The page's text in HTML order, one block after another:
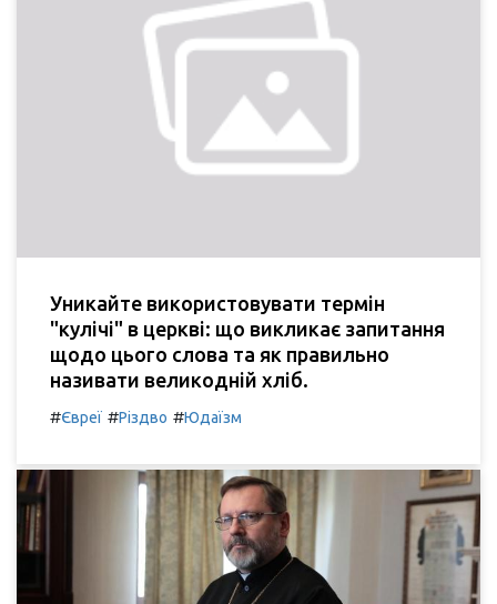
Уникайте використовувати термін
"кулічі" в церкві: що викликає запитання
щодо цього слова та як правильно
називати великодній хліб.
#Євреї #Різдво #Юдаїзм